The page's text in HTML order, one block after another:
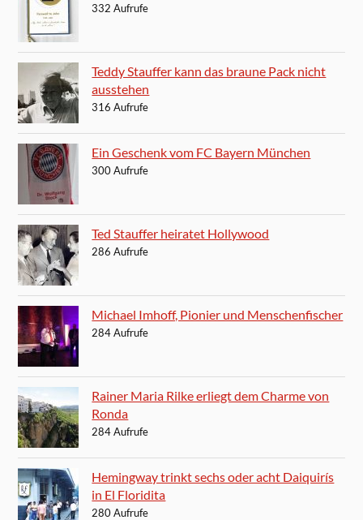
332 Aufrufe
Teddy Stauffer kann das braune Pack nicht
ausstehen
316 Aufrufe
Ein Geschenk vom FC Bayern München
300 Aufrufe
Ted Stauffer heiratet Hollywood
286 Aufrufe
Michael Imhoff, Pionier und Menschenfischer
284 Aufrufe
Rainer Maria Rilke erliegt dem Charme von
Ronda
284 Aufrufe
Hemingway trinkt sechs oder acht Daiquirís
in El Floridita
280 Aufrufe